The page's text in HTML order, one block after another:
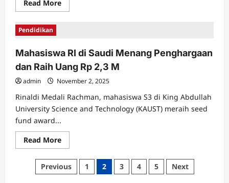
Read MoreRead
more
ITB
Jadi
Juara
Dunia
Cyber
di
London
Pendidikan
Mahasiswa RI di Saudi Menang Penghargaan
dan Raih Uang Rp 2,3 M
admin November 2, 2025
Rinaldi Medali Rachman, mahasiswa S3 di King Abdullah
University Science and Technology (KAUST) meraih seed
fund award...
Read MoreRead
more
Mahasiswa
RI
di
Posts
Previous 1 2 3 4 5 Next